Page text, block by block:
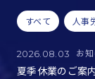
すべて 人事
2026.08.03 お
夏季休業のご案